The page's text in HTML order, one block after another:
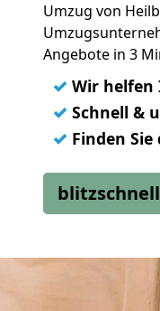
Umzug von
Angebote in 3
✓ Wir helfen
✓ Schnell &
✓ Finden